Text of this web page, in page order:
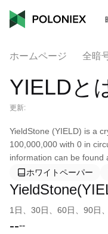
ホームページ 全暗
YIELDと
更新:
YieldStone (YIELD) is a
100,000,000 with 0 in
information can be found
ホワイトペーパー
1日、30日、60日、90日
----